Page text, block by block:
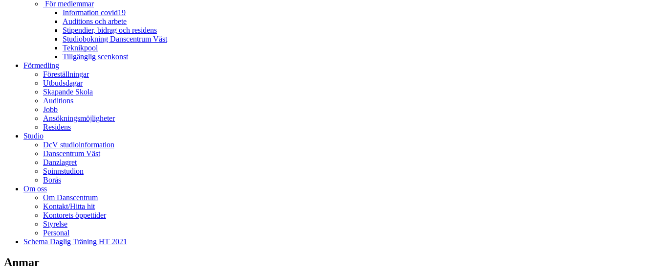
För medlemmar
Information covid19
Auditions och arbete
Stipendier, bidrag och residens
Studiobokning Danscentrum Väst
Teknikpool
Tillgänglig scenkonst
Förmedling
Föreställningar
Utbudsdagar
Skapande Skola
Auditions
Jobb
Ansökningsmöjligheter
Residens
Studio
DcV studioinformation
Danscentrum Väst
Danzlagret
Spinnstudion
Borås
Om oss
Om Danscentrum
Kontakt/Hitta hit
Kontorets öppettider
Styrelse
Personal
Schema Daglig Träning HT 2021
Anmar